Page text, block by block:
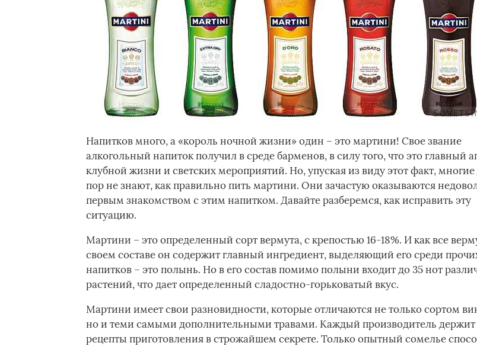
Напитков много, а «король ночной жизни» один – это мартини! Свое звание
алкогольный напиток получил в среде барменов, в силу того, что это главный
клубной жизни и светских мероприятий. Но, упуская из виду этот факт, многие
пор не знают, как правильно пить мартини. Они зачастую оказываются
первым знакомством с этим напитком. Давайте разберемся, как исправить эту
ситуацию.­
Мартини – это определенный сорт вермута, с крепостью 16-18%. И как все
своем составе он содержит главный ингредиент, выделяющий его среди
напитков – это полынь. Но в его состав помимо полыни входит до 35 нот
растений, что дает определенный сладостно-горьковатый вкус.­
Мартини имеет свои разновидности, которые отличаются не только сортом
но и теми самыми дополнительными травами. Каждый производитель держит
рецепты приготовления в строжайшем секрете. Только опытный сомелье